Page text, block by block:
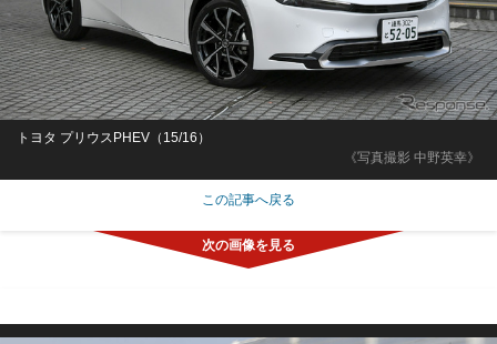
《写真撮影 中野英幸》
トヨタ プリウスPHEV（15/16）
この記事へ戻る